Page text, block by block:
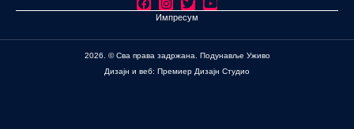
Импресум
2026. © Сва права задржана. Подунавље Уживо
Дизајн и веб: Премиер Дизајн Студио